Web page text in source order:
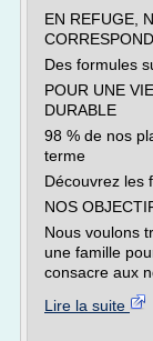
EN REFUGE,
CORRESPOND
Des formules
POUR UNE
DURABLE
98 % de nos
terme
Découvrez les
NOS
Nous voulons
une famille
consacre aux
Lire la suite